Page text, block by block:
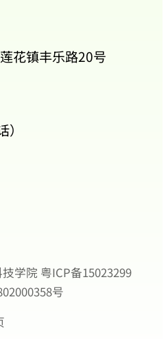
花镇丰乐路20号
学院 粤ICP备15023299
号